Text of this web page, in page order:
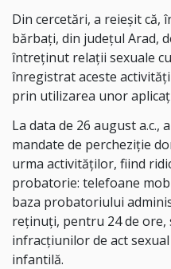
Din cercetări, a reieșit că,
bărbați, din județul Arad,
întreținut relații sexuale
înregistrat aceste
prin utilizarea unor
La data de 26 august a.c.,
mandate de percheziție
urma activităților, fiind
probatorie: telefoane
baza probatoriului
reținuți, pentru 24 de ore,
infracțiunilor de act
infantilă.